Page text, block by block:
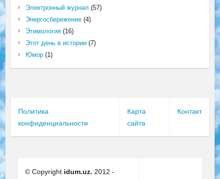
Электронный журнал (57)
Энергосбережение(4)
Этимология(16)
Этот день в истории(7)
Юмор(1)
Политика
конфиденциальности
Карта
сайта
Контакт
© Copyright idum.uz. 2012 -